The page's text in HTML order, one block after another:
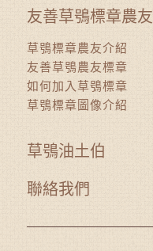
友善草鴞標章農友
草鴞標章農友介紹
友善草鴞農友標章
如何加入草鴞標章
草鴞標章圖像介紹
草鴞油土伯
聯絡我們